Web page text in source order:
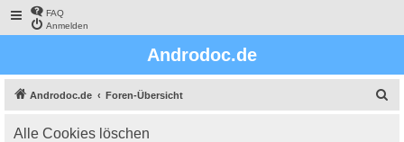
FAQ
Anmelden
Androdoc.de
Androdoc.de Foren-Übersicht
Alle Cookies löschen